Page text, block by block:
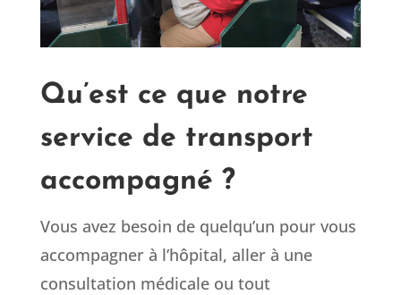
Qu’est ce que notre
service de transport
accompagné ?
Vous avez besoin de quelqu’un pour vous
accompagner à l’hôpital, aller à une
consultation médicale ou tout